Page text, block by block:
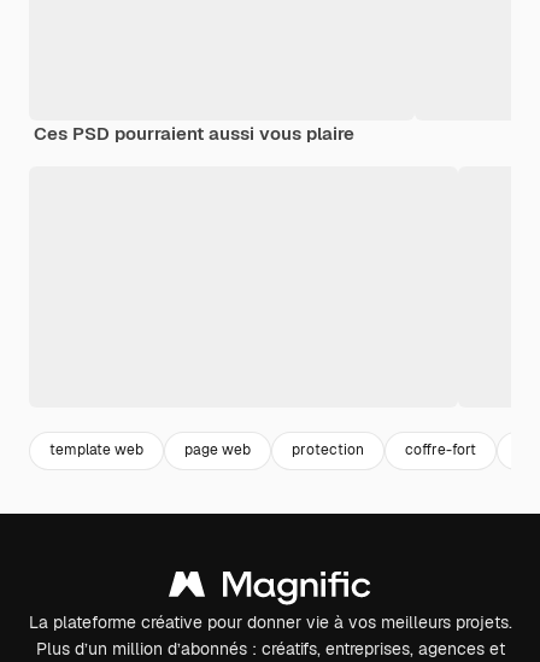
Ces PSD pourraient aussi vous plaire
template web page web protection coffre-fort
La plateforme créative pour donner vie à vos meilleurs projets.
Plus d’un million d’abonnés : créatifs, entreprises, agences et